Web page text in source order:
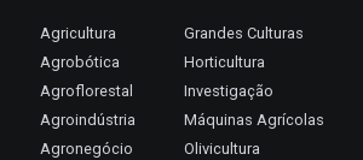
Agricultura
Agrobótica
Agroflorestal
Agroindústria
Agronegócio
Grandes Culturas
Horticultura
Investigação
Máquinas Agrícolas
Olivicultura